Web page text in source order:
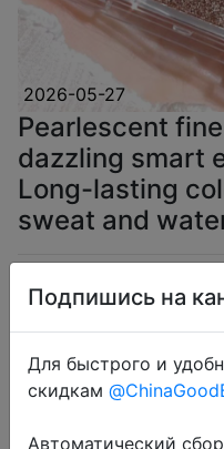
2026-05-27
Pearlescent
dazzling smart
Long-lasting
sweat and
Подпишись на
Для быстрого и
скидкам
Автоматический